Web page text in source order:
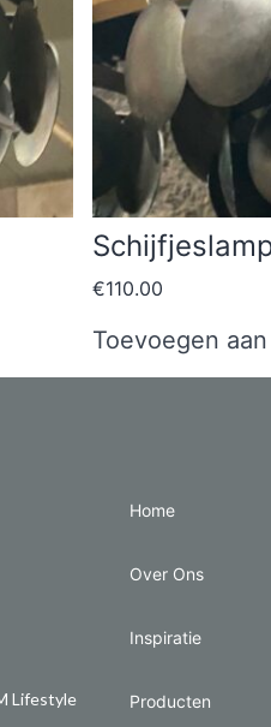
€110.00
Toevoegen
Lifestyle
Home
Over Ons
Inspiratie
Producten